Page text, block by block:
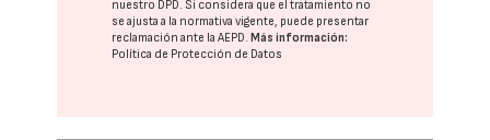
nuestro DPD. Si considera que el tratamiento no
se ajusta a la normativa vigente, puede presentar
reclamación ante laAEPD.Más información:
Política de Protección de Datos